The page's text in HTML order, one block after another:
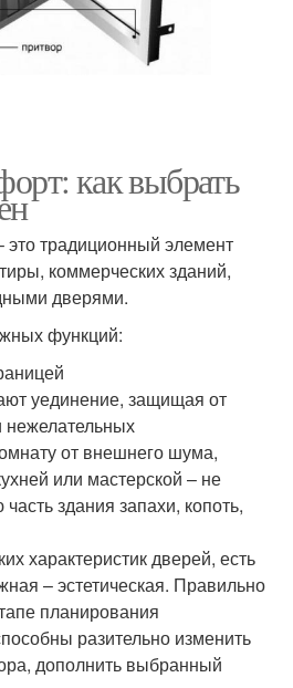
как выбрать
традиционный элемент
коммерческих зданий,
дверями.
функций:
уединение, защищая от
нежелательных
от внешнего шума,
или мастерской – не
здания запахи, копоть,
характеристик дверей, есть
– эстетическая. Правильно
планирования
разительно изменить
дополнить выбранный